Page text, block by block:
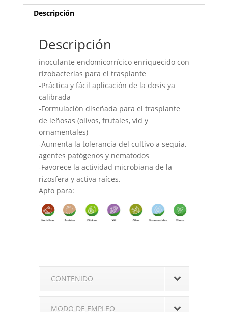
Descripción
Descripción
inoculante endomicorrícico enriquecido con
rizobacterias para el trasplante
-Práctica y fácil aplicación de la dosis ya
calibrada
-Formulación diseñada para el trasplante
de leñosas (olivos, frutales, vid y
ornamentales)
-Aumenta la tolerancia del cultivo a sequía,
agentes patógenos y nematodos
-Favorece la actividad microbiana de la
rizosfera y activa raíces.
Apto para:
CONTENIDO
MODO DE EMPLEO